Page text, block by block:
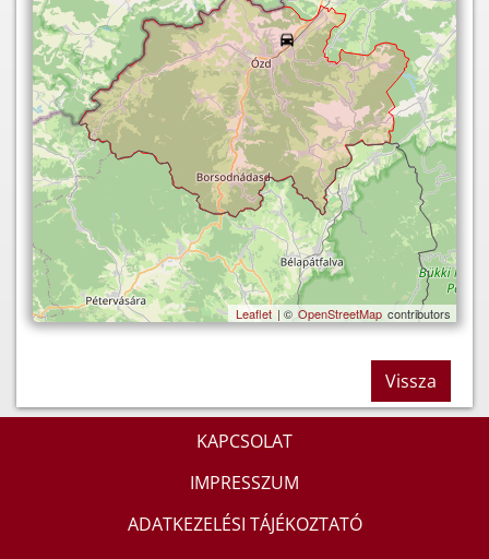
Leaflet | © OpenStreetMap contributors
Vissza
KAPCSOLAT
IMPRESSZUM
ADATKEZELÉSI TÁJÉKOZTATÓ